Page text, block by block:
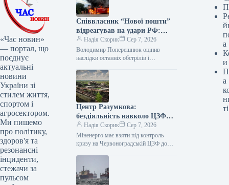
«Час новин»
— портал, що
поєднує
актуальні
новини
України зі
стилем життя,
спортом і
агросектором.
Ми пишемо
про політику,
здоров'я та
резонансні
інциденти,
стежачи за
пульсом
Співвласник “Нової пошти”
відреагував на удари РФ:
вимагає посилення ППО
Надія Скорик
Сер 7, 2026
Володимир Поперешнюк оцінив
наслідки останніх обстрілів і
Співзасновник компанії «Нова пошта»
Володимир Поперешнюк після
чергової масованої…
Центр Разумкова:
бездіяльність навколо ЦЗФ
загрожує ТЕС вугіллям
Надія Скорик
Сер 7, 2026
Міненерго має взяти під контроль
кризу на Червоноградській ЦЗФ до
Червоноградської центральної
збагачувальної…
а
и
а
ті